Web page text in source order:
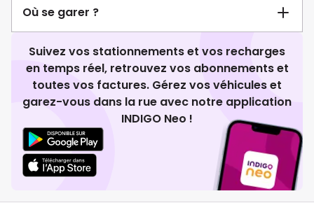
Où se garer ?
Suivez vos stationnements et vos recharges
en temps réel, retrouvez vos abonnements et
toutes vos factures. Gérez vos véhicules et
garez-vous dans la rue avec notre application
INDIGO Neo !